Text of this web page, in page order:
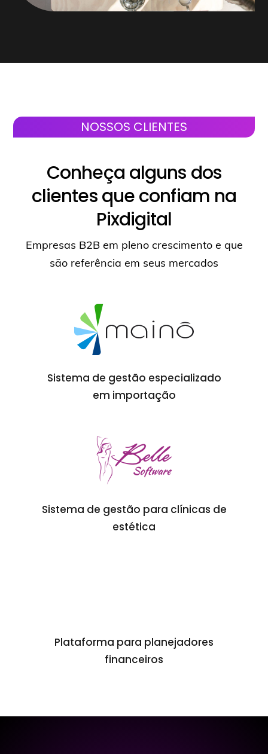
NOSSOS CLIENTES
Conheça alguns dos
clientes que confiam na
Pixdigital
Empresas B2B em pleno crescimento e que
são referência em seus mercados
Sistema de gestão especializado
em importação
Sistema de gestão para clínicas de
estética
Plataforma para planejadores
financeiros